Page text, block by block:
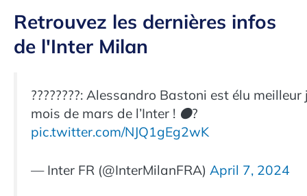
Retrouvez les dernières infos
de l'Inter Milan
????????: Alessandro Bastoni est élu
mois de mars de l’Inter ! ⚫️?
pic.twitter.com/NJQ1gEg2wK
— Inter FR (@InterMilanFRA) April 7, 2024